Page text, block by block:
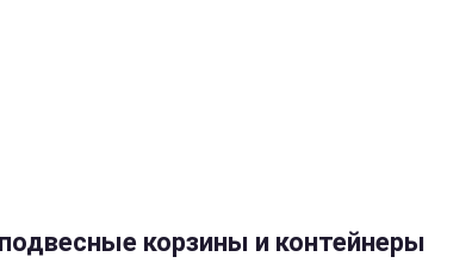
корзины и контейнеры